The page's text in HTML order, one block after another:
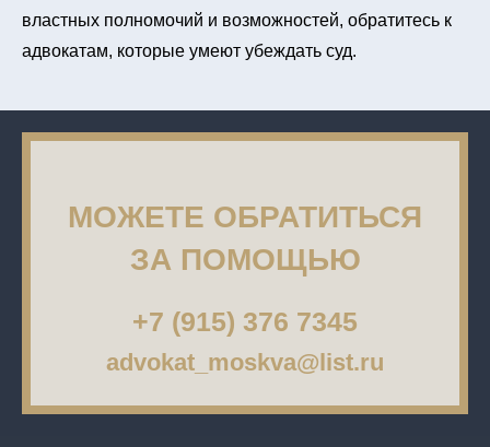
властных полномочий и возможностей, обратитесь к
адвокатам, которые умеют убеждать суд.
МОЖЕТЕ ОБРАТИТЬСЯ
ЗА ПОМОЩЬЮ
+7 (915) 376 7345
advokat_moskva@list.ru